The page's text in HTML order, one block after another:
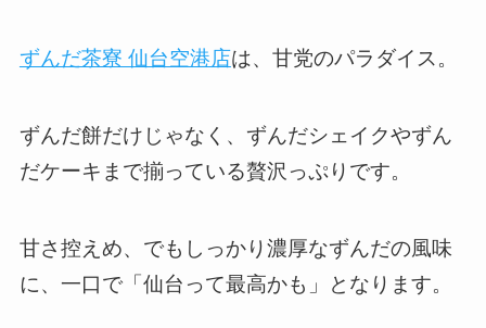
ずんだ茶寮 仙台空港店は、甘党のパラダイス。
ずんだ餅だけじゃなく、ずんだシェイクやずん
だケーキまで揃っている贅沢っぷりです。
甘さ控えめ、でもしっかり濃厚なずんだの風味
に、一口で「仙台って最高かも」となります。